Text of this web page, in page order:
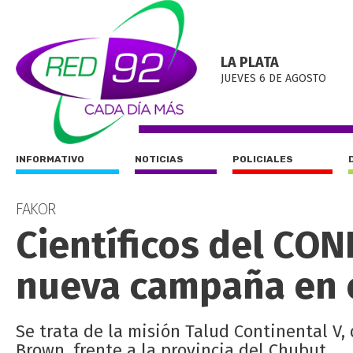
LA PLATA
JUEVES 6 DE AGOSTO
INFORMATIVO NOTICIAS POLICIALES
FAKOR
Científicos del
nueva campaña
Se trata de la misión Talud Continental